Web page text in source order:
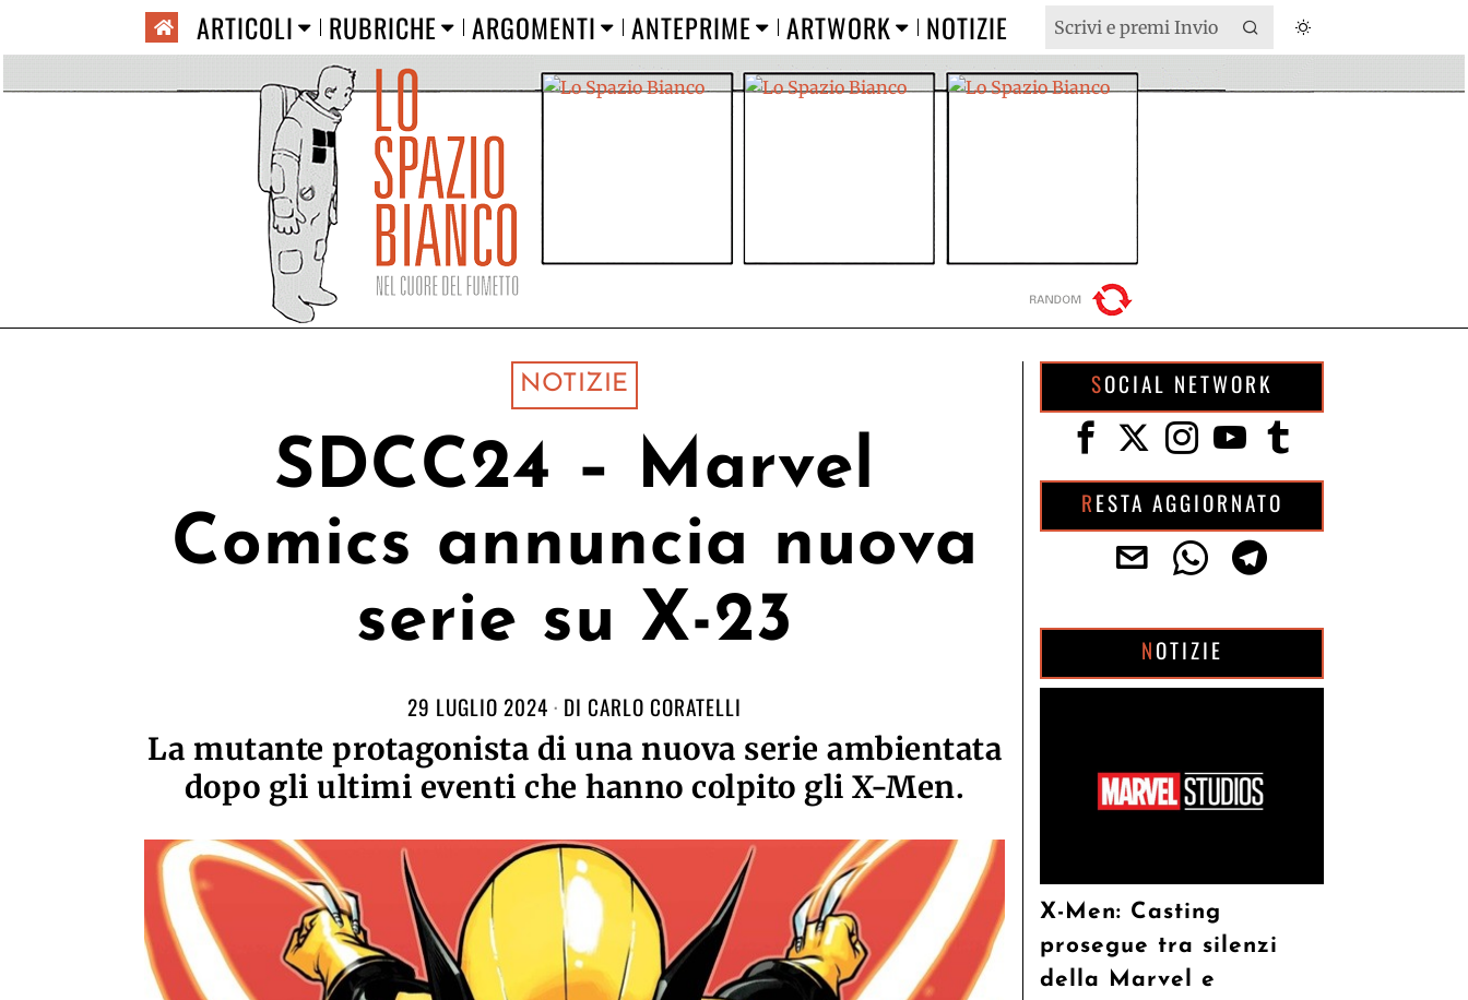
ARTICOLI RUBRICHE ARGOMENTI ANTEPRIME ARTWORK NOTIZIE
NOTIZIE
SDCC24 – Marvel
Comics annuncia nuova
serie su X-23
29 LUGLIO 2024 DI CARLO CORATELLI
La mutante protagonista di una nuova serie ambientata
dopo gli ultimi eventi che hanno colpito gli X-Men.
SOCIAL NETWORK
RESTA AGGIORNATO
NOTIZIE
X-Men: Casting
prosegue tra silenzi
della Marvel e